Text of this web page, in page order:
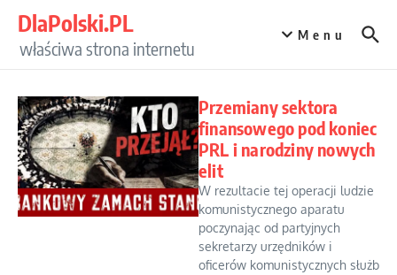
DlaPolski.PL
właściwa strona internetu
Menu
Przemiany sektora
finansowego pod koniec
PRL i narodziny nowych
elit
W rezultacie tej operacji ludzie
komunistycznego aparatu
poczynając od partyjnych
sekretarzy urzędników i
oficerów komunistycznych służb